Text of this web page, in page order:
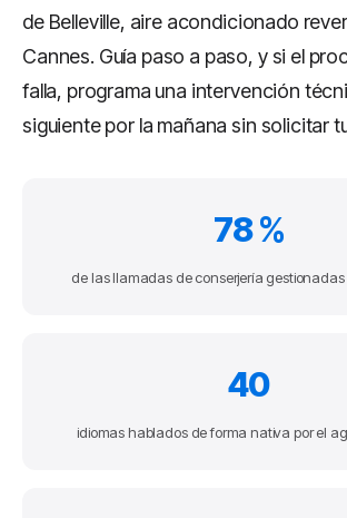
de Belleville, aire acondicionado
Cannes. Guía paso a paso, y si el
falla, programa una intervención
siguiente por la mañana sin solicitar
78 %
de las llamadas de conserjería
40
idiomas hablados de forma nativa por el